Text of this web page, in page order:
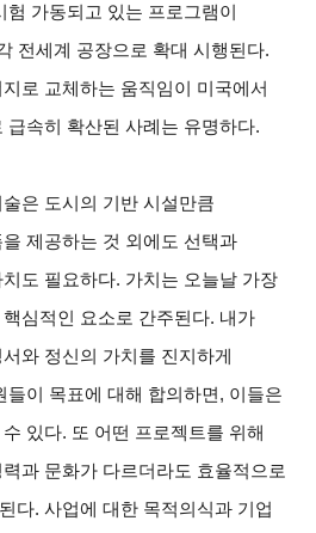
가동되고 있는 프로그램이
전세계 공장으로 확대 시행된다.
로 교체하는 움직임이 미국에서
급속히 확산된 사례는 유명하다.
은 도시의 기반 시설만큼
제공하는 것 외에도 선택과
도 필요하다. 가치는 오늘날 가장
심적인 요소로 간주된다. 내가
와 정신의 가치를 진지하게
들이 목표에 대해 합의하면, 이들은
있다. 또 어떤 프로젝트를 위해
과 문화가 다르더라도 효율적으로
다. 사업에 대한 목적의식과 기업